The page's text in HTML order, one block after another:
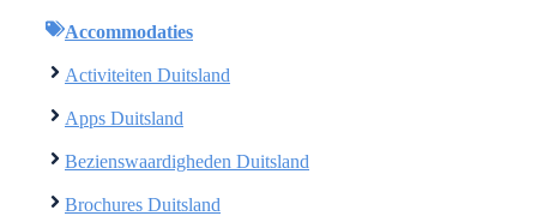
Accommodaties
Activiteiten Duitsland
Apps Duitsland
Bezienswaardigheden Duitsland
Brochures Duitsland